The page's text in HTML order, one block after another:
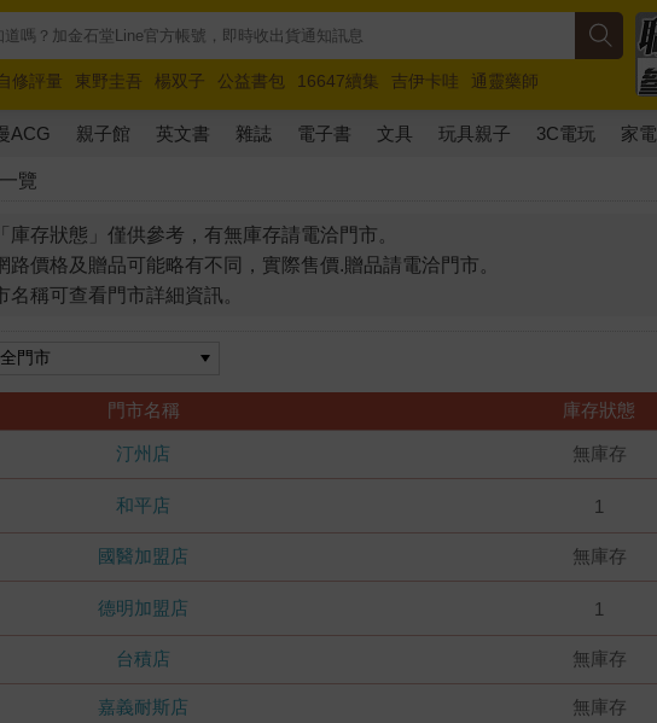
修評量 東野圭吾 楊双子 公益書包 16647續集 吉伊卡哇
通靈藥師
綻放
奧德賽 路邊攤新作 馬斯克 玩具總動員5 超慢跑
ACG 親子館 英文書 雜誌 電子書 文具 玩具親子 3C電玩 家電
覽
存狀態」僅供參考，有無庫存請電洽門市。
價格及贈品可能略有不同，實際售價.贈品請電洽門市。
稱可查看門市詳細資訊。
門市名稱 庫存狀態
汀州店 無庫存
和平店 1
國醫加盟店 無庫存
德明加盟店 1
台積店 無庫存
嘉義耐斯店 無庫存